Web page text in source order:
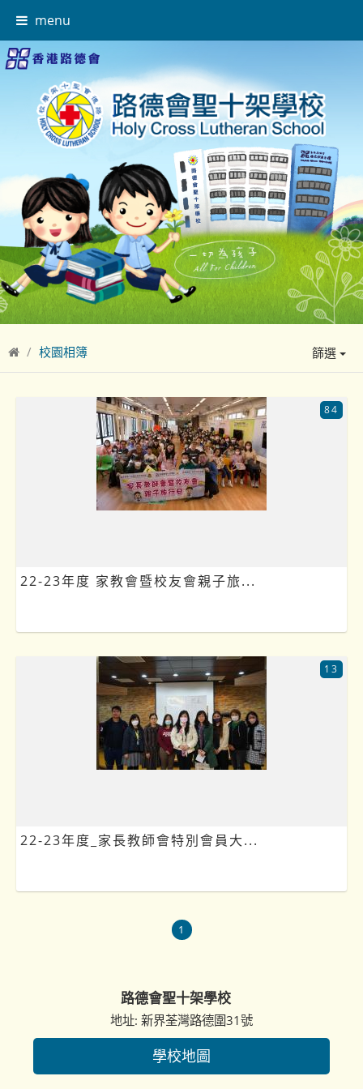
menu
校園相簿 篩選
22-23年度 家教會暨校友會親子旅...
84
22-23年度_家長教師會特別會員大...
13
1
路德會聖十架學校
地址: 新界荃灣路德圍31號
學校地圖